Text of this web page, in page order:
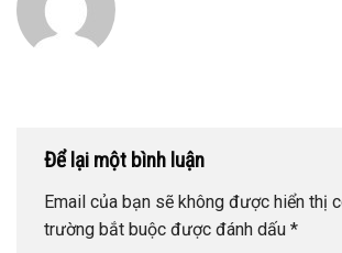
Để lại một bình luận
Email của bạn sẽ không được hiển thị
trường bắt buộc được đánh dấu *